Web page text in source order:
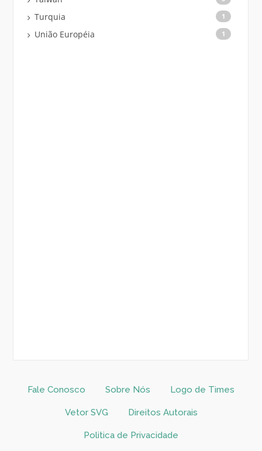
Turquia 1
União Européia 1
Fale Conosco Sobre Nós Logo de Times
Vetor SVG Direitos Autorais
Politica de Privacidade